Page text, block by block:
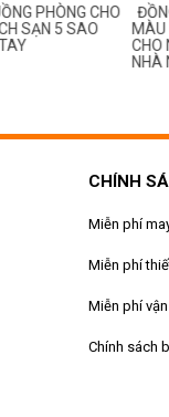
PHÒNG CHO
SẠN 5 SAO
MÀU
CHO
NHÀ
CHÍNH
Miễn phí
Miễn phí
Miễn phí
Chính sách